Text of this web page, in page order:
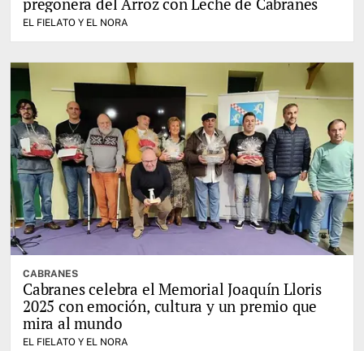
EL FIELATO Y EL NORA
CABRANES
Cabranes celebra el Memorial Joaquín Lloris
2025 con emoción, cultura y un premio que
mira al mundo
EL FIELATO Y EL NORA